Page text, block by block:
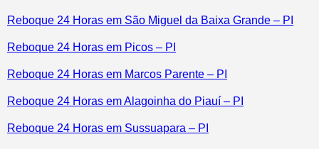
Reboque 24 Horas em São Miguel da Baixa Grande – PI
Reboque 24 Horas em Picos – PI
Reboque 24 Horas em Marcos Parente – PI
Reboque 24 Horas em Alagoinha do Piauí – PI
Reboque 24 Horas em Sussuapara – PI